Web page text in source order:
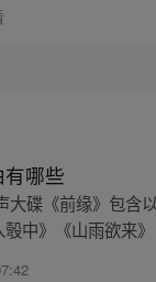
哪些
大碟《前缘》包
中》《山雨欲来